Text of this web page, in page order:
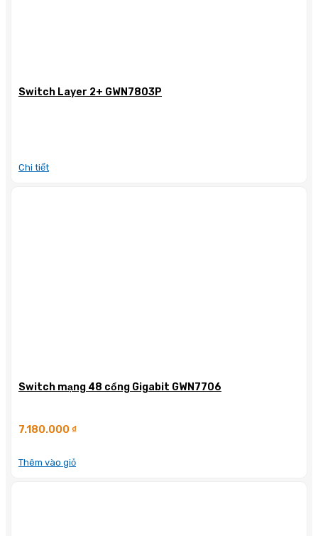
Switch Layer 2+ GWN7803P
Chi tiết
Switch mạng 48 cổng Gigabit GWN7706
7.180.000 ₫
Thêm vào giỏ